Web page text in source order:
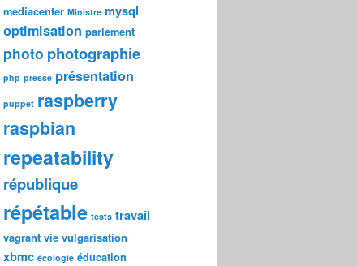
mediacenter Ministre mysql
optimisation parlement
photo photographie
php presse présentation
puppet raspberry
raspbian
repeatability
république
répétable tests travail
vagrant vie vulgarisation
xbmc écologie éducation